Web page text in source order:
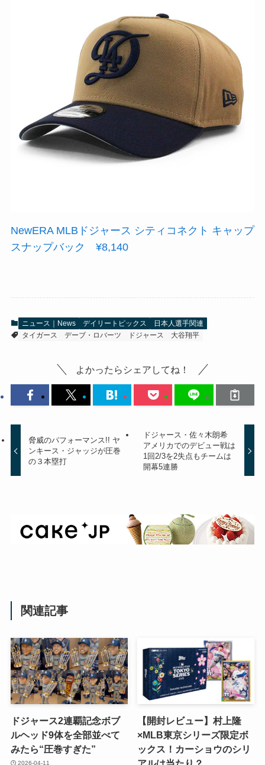
NewERA MLBドジャース シティコネクト キャップ
スナップバック ¥8,140
ニュース｜News デイリートピックス
日本人選手関連
タイガース
デーブ・ロバーツ ドジャース 大谷翔平
よかったらシェアしてね！
脅威のパフォーマンス!! ヤ
ンキース・ジャッジが圧巻
の３本塁打
ドジャース・佐々木朗希
アメリカでのデビュー戦は
1回2/3を2失点もチームは
開幕5連勝
関連記事
ドジャース2連覇記念ボブ
ルヘッド9体を全部並べて
みたら“圧巻すぎた”
2026-04-11
【開封レビュー】村上隆
×MLB東京シリーズ限定ボ
ックス！カーショウのシリ